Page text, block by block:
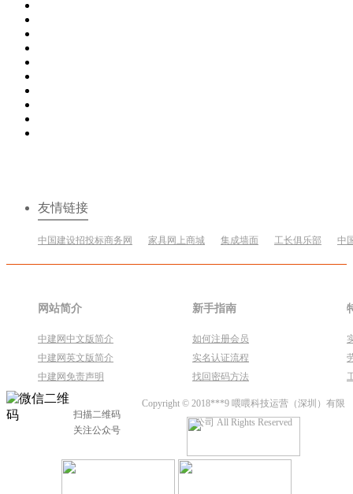
友情链接
中国建设招投标商务网 家具网上商城 集成墙面 工长俱乐部 中
网站简介
中建网中文版简介
中建网英文版简介
中建网免责声明
新手指南
如何注册会员
实名认证流程
找回密码方法
扫描二维码
关注公众号
Copyright © 2018***9 喂喂科技运营（深圳）有限
公司 All Rights Reserved